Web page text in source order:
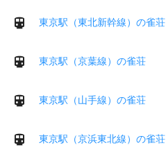
東京駅（東北新幹線）の雀荘
東京駅（京葉線）の雀荘
東京駅（山手線）の雀荘
東京駅（京浜東北線）の雀荘